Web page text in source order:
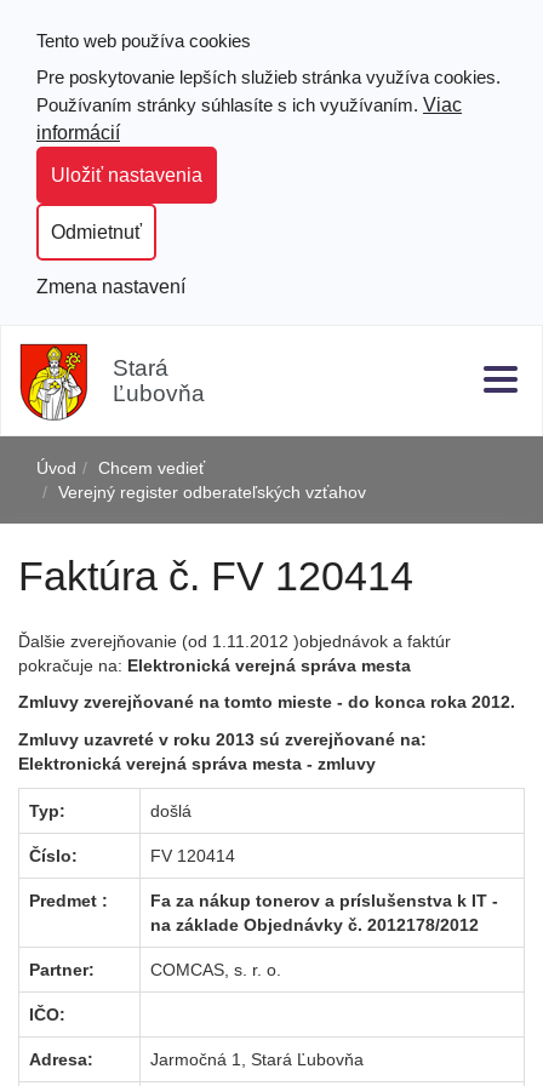
Tento web používa cookies
Pre poskytovanie lepších služieb stránka využíva cookies.
Používaním stránky súhlasíte s ich využívaním. Viac
informácií
Uložiť nastavenia
Odmietnuť
Zmena nastavení
obsahu
Stará
Ľubovňa
Úvod
Chcem vedieť
Verejný register odberateľských vzťahov
Faktúra č. FV 120414
Ďalšie zverejňovanie (od 1.11.2012 )objednávok a faktúr
pokračuje na: Elektronická verejná správa mesta
Zmluvy zverejňované na tomto mieste - do konca roka 2012.
Zmluvy uzavreté v roku 2013 sú zverejňované na:
Elektronická verejná správa mesta - zmluvy
Typ: došlá
Číslo: FV 120414
Predmet :
Fa za nákup tonerov a príslušenstva k IT -
na základe Objednávky č. 2012178/2012
Partner: COMCAS, s. r. o.
IČO:
Adresa: Jarmočná 1, Stará Ľubovňa